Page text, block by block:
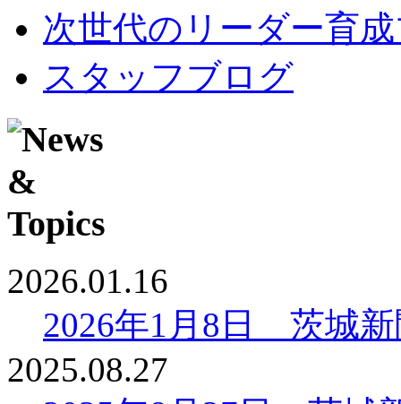
次世代のリーダー育
スタッフブログ
2026.01.16
2026年1月8日 茨城
2025.08.27